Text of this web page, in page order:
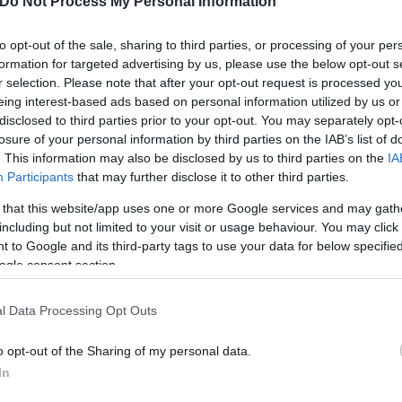
opt-out of the sale, sharing to third parties, or processing of your
for targeted advertising by us, please use the below opt-out
selection. Please note that after your opt-out request is processed
interest-based ads based on personal information utilized by us
to third parties prior to your opt-out. You may separately
of your personal information by third parties on the IAB’s list of
This information may also be disclosed by us to third parties on the
Participants that may further disclose it to other third parties.
that this website/app uses one or more Google services and may
but not limited to your visit or usage behaviour. You may
to Google and its third-party tags to use your data for below
consent section.
Data Processing Opt Outs
opt-out of the Sharing of my personal data.
εμφανίζεται ένας άνδρας σε ένα όχημα στον αέρα,
το κινητό του τηλέφωνο. Στη συνέχεια του
Δημογλίδου να πιάνει ένα κινητό και να λέει
πάνε μαζί».